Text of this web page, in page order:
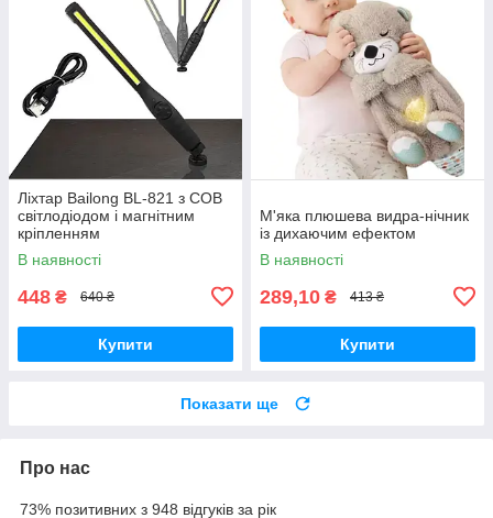
Ліхтар Bailong BL-821 з COB
світлодіодом і магнітним
кріпленням
В наявності
448 ₴ 640 ₴
Купити
М'яка плюшева видра-нічник
із дихаючим ефектом
В наявності
289,10 ₴ 413 ₴
Купити
Показати ще
Про нас
73% позитивних з 948 відгуків за рік